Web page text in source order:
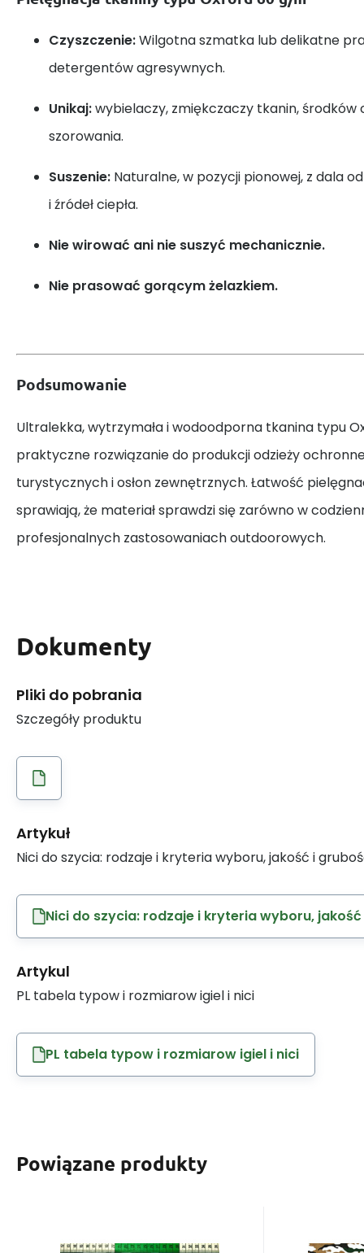
Czyszczenie:Wilgotna szmatka lub delikatne
detergentów agresywnych.
Unikaj:wybielaczy, zmiękczaczy tkanin, środków
szorowania.
Suszenie: Naturalne, w pozycji pionowej, z dala
i źródeł ciepła.
Nie wirować ani nie suszyć mechanicznie.
Nie prasować gorącym żelazkiem.
Podsumowanie
Ultralekka, wytrzymała i wodoodporna tkanina typu
praktyczne rozwiązanie do produkcji odzieży
turystycznych i osłon zewnętrznych. Łatwość
sprawiają, że materiał sprawdzi się zarówno w
profesjonalnych zastosowaniach outdoorowych.
Dokumenty
Pliki do pobrania
Szczegóły produktu
Artykuł
Nici do szycia: rodzaje i kryteria wyboru, jakość i
Nici do szycia: rodzaje i kryteria wyboru,
Artykul
PL tabela typow i rozmiarow igiel i nici
PL tabela typow i rozmiarow igiel i nici
Powiązane produkty
Kod:MOROJUL-002
EAN:8595721013962
W magazynie 22.7 m.b. EAN:
W